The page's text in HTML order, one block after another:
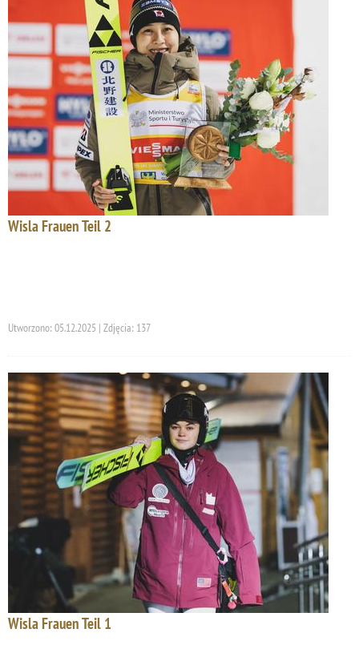
Wisla Frauen Teil 2
Utworzono: 05.12.2025 | Zdjęcia: 137
Wisla Frauen Teil 1